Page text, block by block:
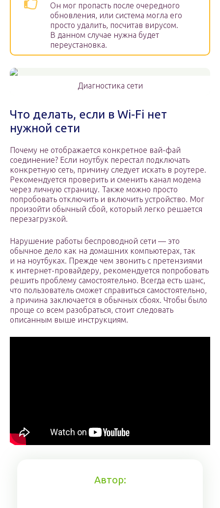
Он мог пропасть после очередного
обновления, или система могла его
просто удалить, посчитав вирусом.
В данном случае нужна будет
переустановка.
Диагностика сети
Что делать, если в Wi-Fi нет
нужной сети
Почему не отображается конкретное вай-фай
соединение? Если ноутбук перестал подключать
конкретную сеть, причину следует искать в роутере.
Рекомендуется проверить и сменить канал модема
через личную страницу. Также можно просто
попробовать отключить и включить устройство. Мог
произойти обычный сбой, который легко решается
перезагрузкой.
Нарушение работы беспроводной сети — это
обычное дело как на домашних компьютерах, так
и на ноутбуках. Прежде чем звонить с претензиями
к интернет-провайдеру, рекомендуется попробовать
решить проблему самостоятельно. Всегда есть шанс,
что пользователь сможет справиться самостоятельно,
а причина заключается в обычных сбоях. Чтобы было
проще со всем разобраться, стоит следовать
описанным выше инструкциям.
Автор: